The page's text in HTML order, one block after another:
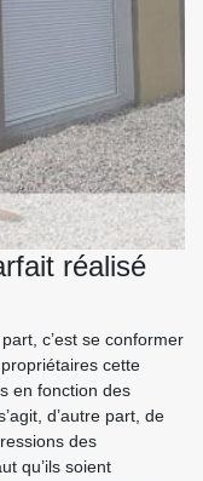
réalisé
c’est se conformer
cette
en fonction des
d’autre part, de
des
qu’ils soient